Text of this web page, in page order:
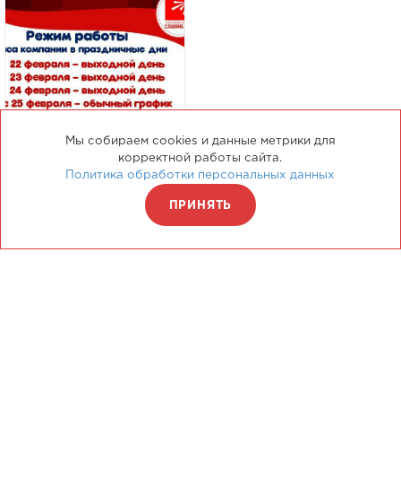
Мы собираем cookies и данные метрики для
корректной работы сайта.
Политика обработки персональных данных
ПРИНЯТЬ